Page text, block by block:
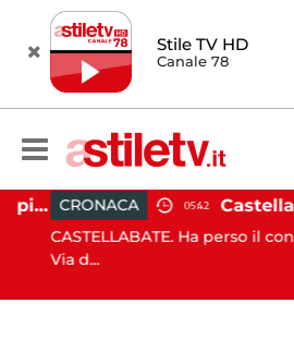
Stile TV HD
Canale 78
Ischia, pusher sorpreso in spiaggia da carabinieri in Vespa CRONACA 05:42
CASTELLABATE. Ha perso il
Via d...